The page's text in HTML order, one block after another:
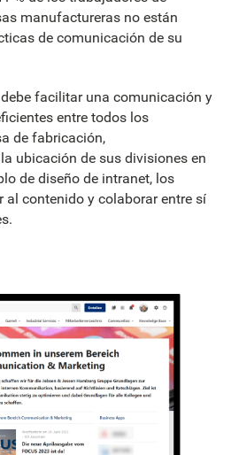
manufactureras no están
de comunicación de su
facilitar una comunicación y
entre todos los
de fabricación,
ubicación de sus divisiones en
de diseño de intranet, los
al contenido y colaborar entre sí